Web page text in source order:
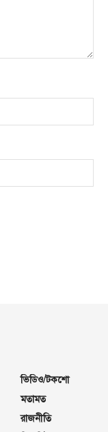
ভিডিও/টকশো
মতামত
রাজনীতি